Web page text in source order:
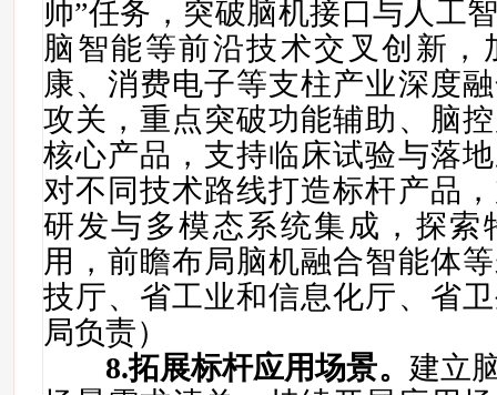
帅”任务，突破脑机接口与人工
脑智能等前沿技术交叉创新，
康、消费电子等支柱产业深度
攻关，重点突破功能辅助、脑
核心产品，支持临床试验与落
对不同技术路线打造标杆产品
研发与多模态系统集成，探索
用，前瞻布局脑机融合智能体
技厅、省工业和信息化厅、省
局负责）
8.拓展标杆应用场景。 建立